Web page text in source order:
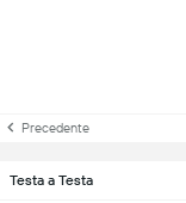
Precedente
Testa a Testa